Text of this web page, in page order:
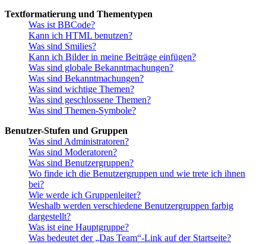
Textformatierung und Thementypen
Was ist BBCode?
Kann ich HTML benutzen?
Was sind Smilies?
Kann ich Bilder in meine Beiträge einfügen?
Was sind globale Bekanntmachungen?
Was sind Bekanntmachungen?
Was sind wichtige Themen?
Was sind geschlossene Themen?
Was sind Themen-Symbole?
Benutzer-Stufen und Gruppen
Was sind Administratoren?
Was sind Moderatoren?
Was sind Benutzergruppen?
Wo finde ich die Benutzergruppen und wie trete ich ihnen
bei?
Wie werde ich Gruppenleiter?
Weshalb werden verschiedene Benutzergruppen farbig
dargestellt?
Was ist eine Hauptgruppe?
Was bedeutet der „Das Team“-Link auf der Startseite?